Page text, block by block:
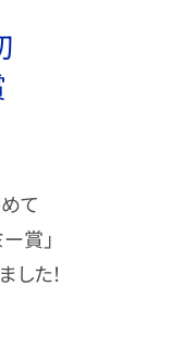
て
賞」
した！